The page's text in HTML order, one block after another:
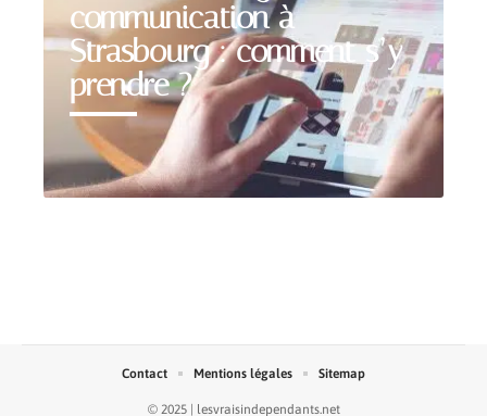
communication à
Strasbourg : comment s’y
prendre ?
© 2025 | lesvraisindependants.net
Contact Mentions légales Sitemap